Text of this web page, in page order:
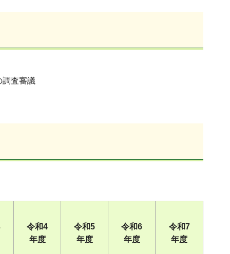
調査審議
令和4
年度
令和5
年度
令和6
年度
令和7
年度